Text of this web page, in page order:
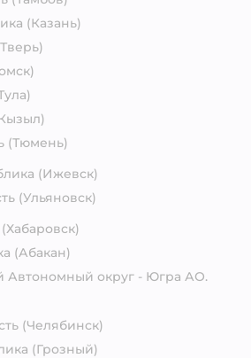
(Казань)
(Тюмень)
(Ижевск)
(Ульяновск)
(Хабаровск)
(Абакан)
Автономный округ - Югра АО.
(Челябинск)
(Грозный)